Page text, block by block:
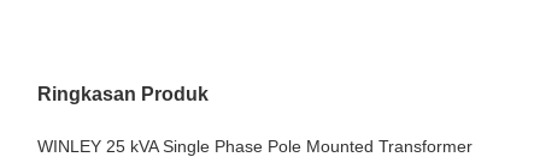
Ringkasan Produk
WINLEY 25 kVA Single Phase Pole Mounted Transformer